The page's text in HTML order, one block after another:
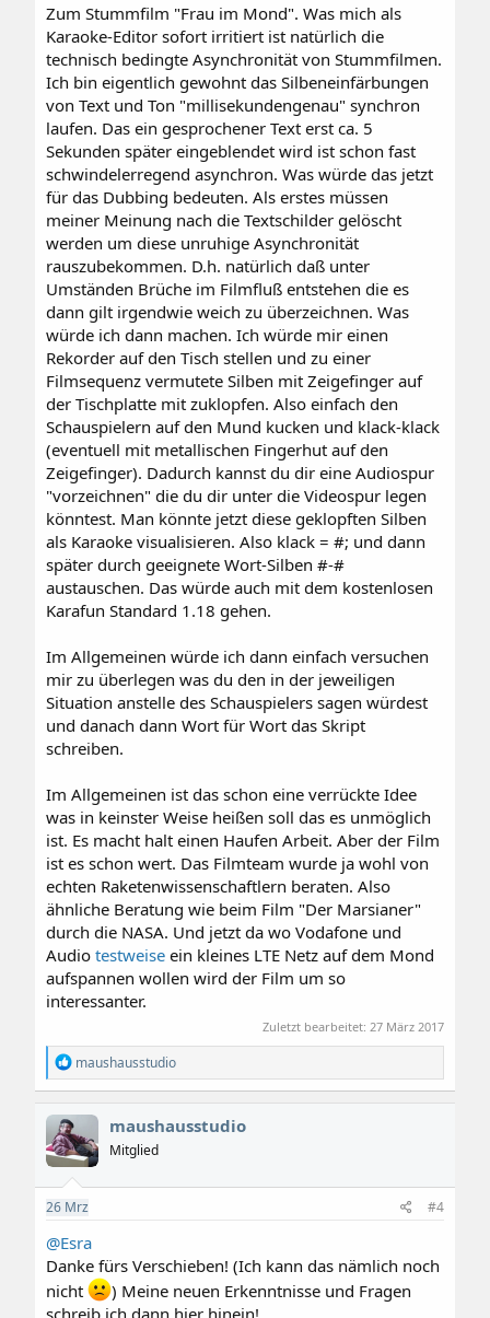
Zum Stummfilm "Frau im Mond". Was mich als
Karaoke-Editor sofort irritiert ist natürlich die
technisch bedingte Asynchronität von Stummfilmen.
Ich bin eigentlich gewohnt das Silbeneinfärbungen
von Text und Ton "millisekundengenau" synchron
laufen. Das ein gesprochener Text erst ca. 5
Sekunden später eingeblendet wird ist schon fast
schwindelerregend asynchron. Was würde das jetzt
für das Dubbing bedeuten. Als erstes müssen
meiner Meinung nach die Textschilder gelöscht
werden um diese unruhige Asynchronität
rauszubekommen. D.h. natürlich daß unter
Umständen Brüche im Filmfluß entstehen die es
dann gilt irgendwie weich zu überzeichnen. Was
würde ich dann machen. Ich würde mir einen
Rekorder auf den Tisch stellen und zu einer
Filmsequenz vermutete Silben mit Zeigefinger auf
der Tischplatte mit zuklopfen. Also einfach den
Schauspielern auf den Mund kucken und klack-klack
(eventuell mit metallischen Fingerhut auf den
Zeigefinger). Dadurch kannst du dir eine Audiospur
"vorzeichnen" die du dir unter die Videospur legen
könntest. Man könnte jetzt diese geklopften Silben
als Karaoke visualisieren. Also klack = #; und dann
später durch geeignete Wort-Silben #-#
austauschen. Das würde auch mit dem kostenlosen
Karafun Standard 1.18 gehen.
Im Allgemeinen würde ich dann einfach versuchen
mir zu überlegen was du den in der jeweiligen
Situation anstelle des Schauspielers sagen würdest
und danach dann Wort für Wort das Skript
schreiben.
Im Allgemeinen ist das schon eine verrückte Idee
was in keinster Weise heißen soll das es unmöglich
ist. Es macht halt einen Haufen Arbeit. Aber der Film
ist es schon wert. Das Filmteam wurde ja wohl von
echten Raketenwissenschaftlern beraten. Also
ähnliche Beratung wie beim Film "Der Marsianer"
durch die NASA. Und jetzt da wo Vodafone und
Audiotestweise ein kleines LTE Netz auf dem Mond
aufspannen wollen wird der Film um so
interessanter.
Zuletzt bearbeitet: 27 März 2017
R
e
a
k
t
i
o
n
e
n
maushausstudio
maushausstudio
Mitglied
26 Mrz #4
@Esra
Danke fürs Verschieben! (Ich kann das nämlich noch
nicht
) Meine neuen Erkenntnisse und Fragen
schreib ich dann hier hinein!